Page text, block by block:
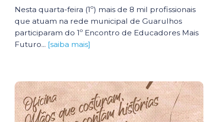
Nesta quarta-feira (1º) mais de 8 mil profissionais
que atuam na rede municipal de Guarulhos
participaram do 1º Encontro de Educadores Mais
Futuro... [saiba mais]